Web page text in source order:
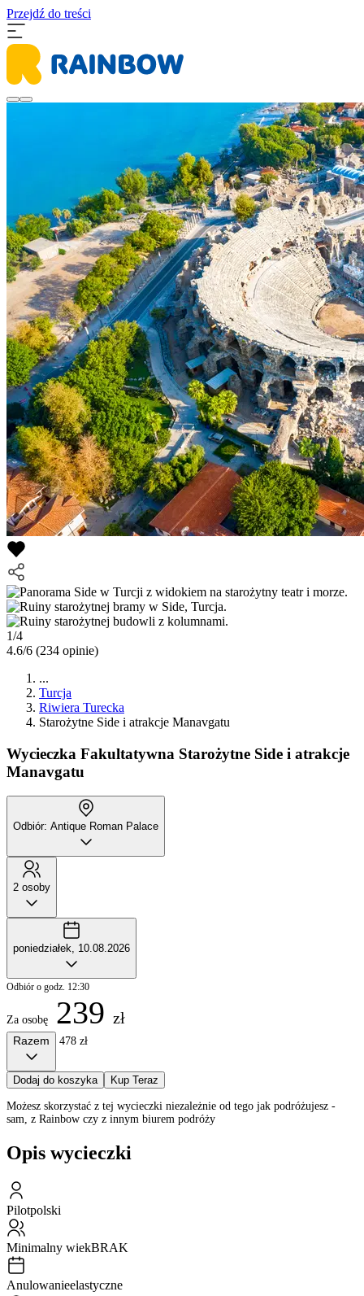
Przejdź do treści
1/4
4.6/6 (234 opinie)
...
Turcja
Riwiera Turecka
Starożytne Side i atrakcje Manavgatu
Wycieczka Fakultatywna Starożytne Side i atrakcje
Manavgatu
Odbiór: Antique Roman Palace
2 osoby
poniedziałek, 10.08.2026
Odbiór o godz. 12:30
Za osobę 239 zł
Razem 478 zł
Dodaj do koszyka Kup Teraz
Możesz skorzystać z tej wycieczki niezależnie od tego jak podróżujesz -
sam, z Rainbow czy z innym biurem podróży
Opis wycieczki
Pilotpolski
Minimalny wiekBRAK
Anulowanieelastyczne